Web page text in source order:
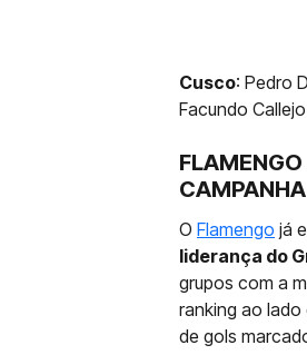
Cusco: Pedro
Facundo
CAMPANHA
O Flamengo já
liderança do
grupos com a
ranking ao lado
de gols